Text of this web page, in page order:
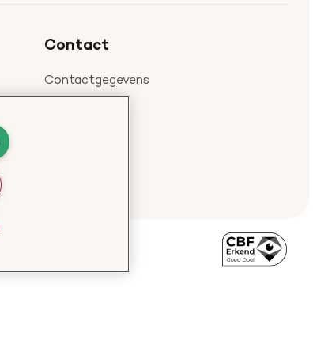
Contact
Contactgegevens
Bezoek
de